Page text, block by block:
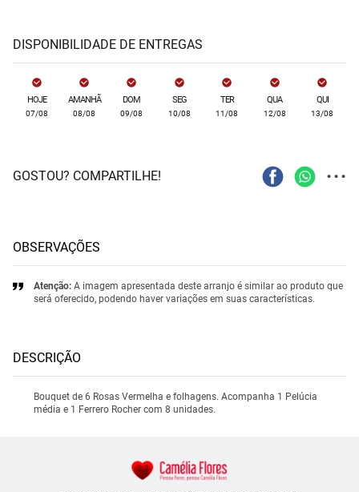
DISPONIBILIDADE DE ENTREGAS
HOJE
07/08
AMANHÃ
08/08
DOM
09/08
SEG
10/08
TER
11/08
QUA
12/08
QUI
13/08
GOSTOU? COMPARTILHE! ...
OBSERVAÇÕES
Atenção: A imagem apresentada deste arranjo é similar ao produto que
será oferecido, podendo haver variações em suas características.
DESCRIÇÃO
Bouquet de 6 Rosas Vermelha e folhagens. Acompanha 1 Pelúcia
média e 1 Ferrero Rocher com 8 unidades.